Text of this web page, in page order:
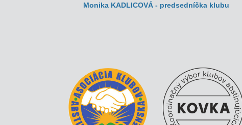
Monika KADLICOVÁ - predsedníčka klubu